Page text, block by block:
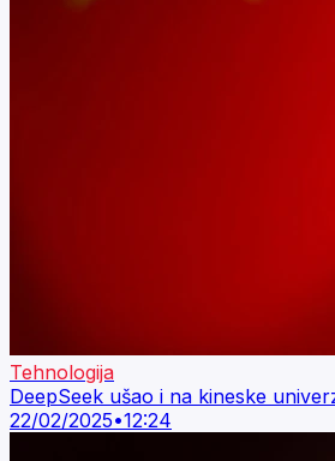
Tehnologija
DeepSeek ušao i na kineske
22/02/2025•12:24